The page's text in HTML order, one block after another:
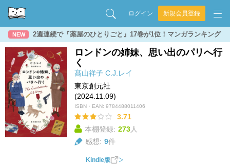
ログイン 新規会員登録
NEW 2週連続で『薬屋のひとりごと』17巻が1位！マンガランキング
ロンドンの姉妹、思い出のパリへ行
く
髙山祥子 C.J.レイ
東京創元社
(2024.11.09)
ISBN・EAN: 9784488011406
3.71
本棚登録: 273人
感想: 9件
Kindle版